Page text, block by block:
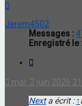
Jerem4502
Messages :
Enregistré le :
mar. 2 juin 2026
Nexta écrit : ↑